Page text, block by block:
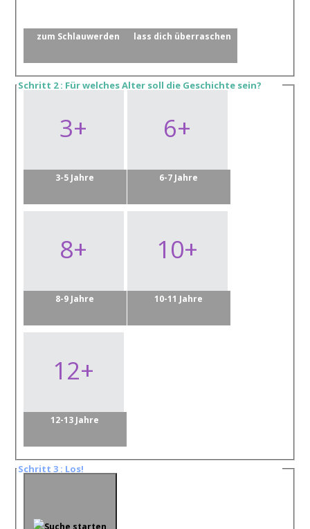
zum Schlauwerden lass dich überraschen
Schritt 2 : Für welches Alter soll die Geschichte sein?
3+
3-5 Jahre
6+
6-7 Jahre
8+
8-9 Jahre
10+
10-11 Jahre
12+
12-13 Jahre
Schritt 3 : Los!